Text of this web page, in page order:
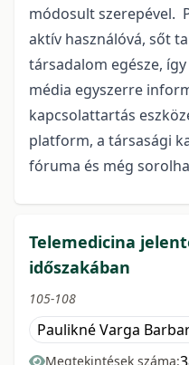
módosult szerepével.
aktív használóvá, sőt
társadalom egésze,
média egyszerre
kapcsolattartás
platform, a társasági
fóruma és még
Telemedicina
időszakában
105-108
Paulikné Varga
Megtekintések száma: